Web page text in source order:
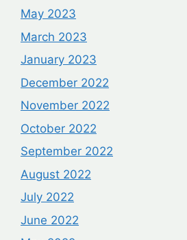
May 2023
March 2023
January 2023
December 2022
November 2022
October 2022
September 2022
August 2022
July 2022
June 2022